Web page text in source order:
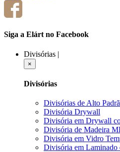
Siga a Elárt no Facebook
Divisórias |
×
Divisórias
Divisórias de Alto
Divisória Drywall
Divisória em Drywall
Divisória de Madeira
Divisória em Vidro
Divisória em Laminado